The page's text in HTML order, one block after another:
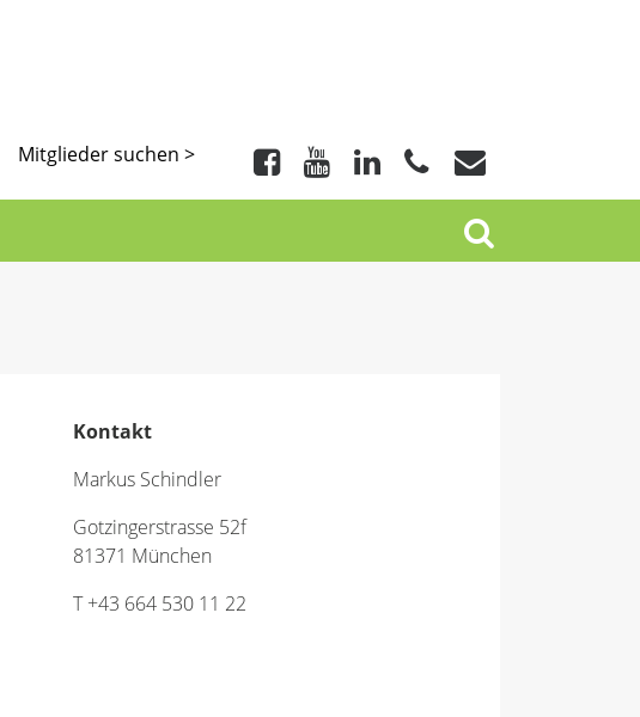
Mitglieder suchen >
Kontakt
Markus Schindler
Gotzingerstrasse 52f
81371 München
T +43 664 530 11 22